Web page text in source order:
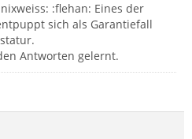
:flehan: Eines der
sich als Garantiefall
Antworten gelernt.